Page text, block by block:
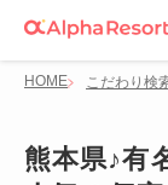
HOME こだわり検
熊本県♪有